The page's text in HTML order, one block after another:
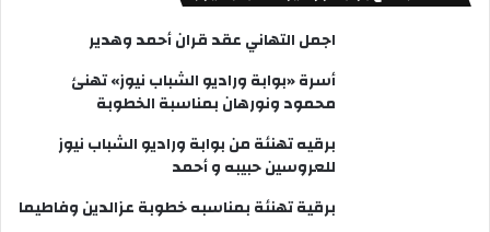
اجمل التهاني عقد قران أحمد وهدير
أسرة «بوابة وراديو الشباب نيوز» تهنئ
محمود ونورهان بمناسبة الخطوبة
برقيه تهنئة من بوابة وراديو الشباب نيوز
للعروسين حبيبه و أحمد
برقية تهنئة بمناسبه خطوبة عزالدين وفاطيما